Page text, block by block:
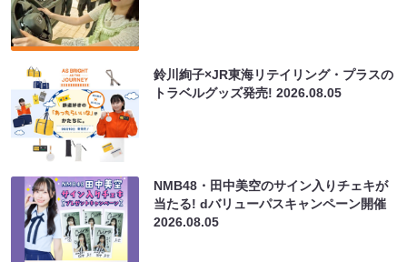
鈴川絢子×JR東海リテイリング・プラスの
トラベルグッズ発売!2026.08.05
NMB48・田中美空のサイン入りチェキが
当たる! dバリューパスキャンペーン開催
2026.08.05